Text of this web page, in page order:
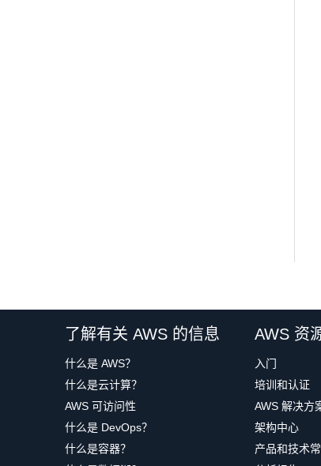
了解有关 AWS 的信息
什么是 AWS？
什么是云计算？
AWS 可访问性
什么是 DevOps？
什么是容器？
AWS 资
入门
培训和认证
AWS 解决方
架构中心
产品和技术